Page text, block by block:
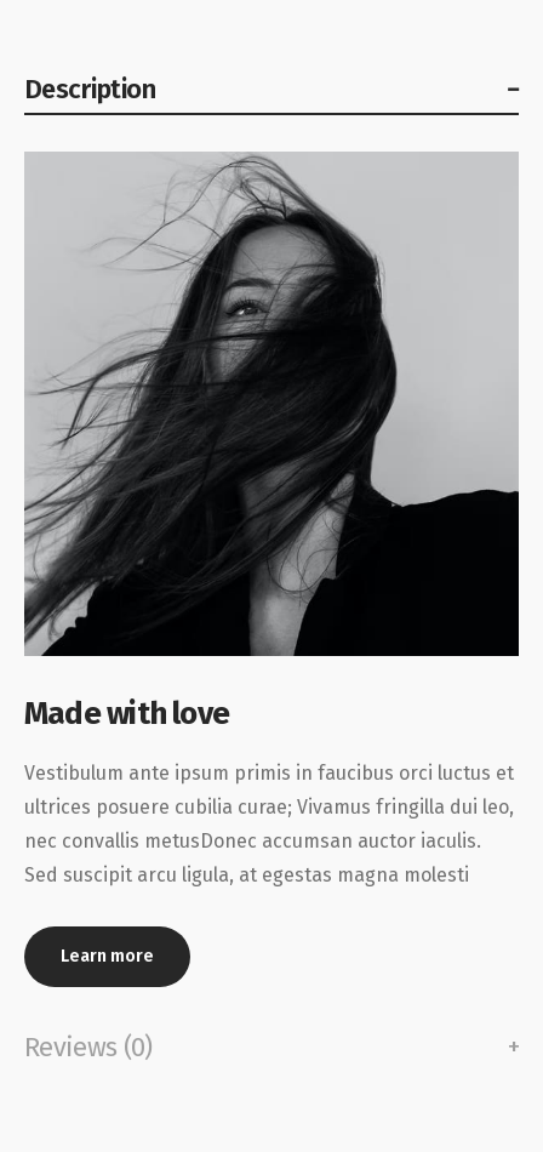
Description
Made with love
Vestibulum ante ipsum primis in faucibus orci luctus et
ultrices posuere cubilia curae; Vivamus fringilla dui leo,
nec convallis metusDonec accumsan auctor iaculis.
Sed suscipit arcu ligula, at egestas magna molesti
Learn more
Reviews (0)